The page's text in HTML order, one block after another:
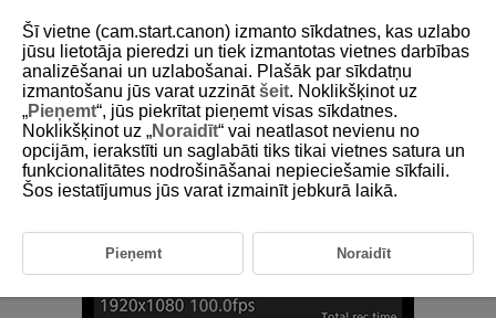
D180-106
Liels kadru ātrums
Var ierakstīt filmas ar lielu kadru ātrumu: 119,9 kadri/s vai 100,0 kadri/s.
Šī vietne (cam.start.canon) izmanto sīkdatnes, kas uzlabo
jūsu lietotāja pieredzi un tiek izmantotas vietnes darbības
analizēšanai un uzlabošanai. Plašāk par sīkdatņu
izmantošanu jūs varat uzzinātšeit. Noklikšķinot uz
„Pieņemt“, jūs piekrītat pieņemt visas sīkdatnes.
Noklikšķinot uz „Noraidīt“ vai neatlasot nevienu no
opcijām, ierakstīti un saglabāti tiks tikai vietnes satura un
funkcionalitātes nodrošināšanai nepieciešamie sīkfaili.
Šos iestatījumus jūs varat izmainīt jebkurā laikā.
Pieņemt Noraidīt